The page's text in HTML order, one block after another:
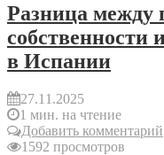
Разница
собственности
в Испании
27.11.2025
1 мин. на чтение
Добавить комментарий
1592 просмотров